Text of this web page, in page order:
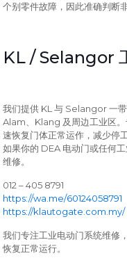
个别零件故障，因此准确判断
KL / Selangor
我们提供 KL与 Selangor一
Alam
Klang 及周边工业区
速恢复门体正常运作，减少停
如果你的 DEA 电动门或任何
维修。
012 – 405 8791
https://wa.me/60124058791
https://klautogate.com.my/
我们专注工业电动门系统维修
恢复正常运行。